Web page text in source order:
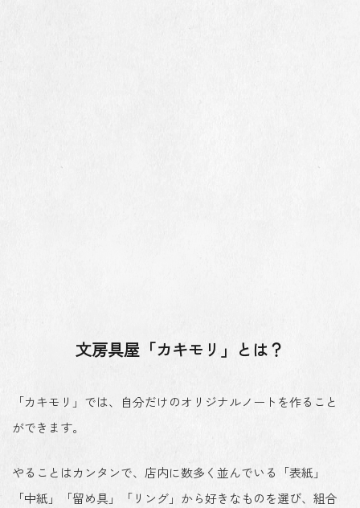
文房具屋「カキモリ」とは？
「カキモリ」では、自分だけのオリジナルノートを作ること
ができます。
やることはカンタンで、店内に数多く並んでいる「表紙」
「中紙」「留め具」「リング」から好きなものを選び、組合